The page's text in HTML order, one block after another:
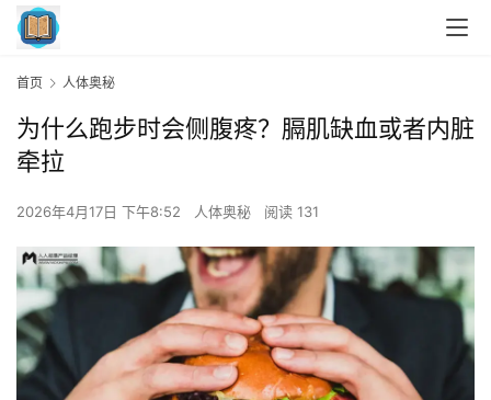
首页 人体奥秘
为什么跑步时会侧腹疼？膈肌缺血或者内脏
牵拉
2026年4月17日 下午8:52 人体奥秘 阅读 131